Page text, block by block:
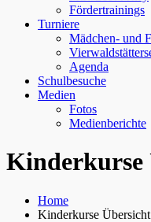
Fördertrainings
Turniere
Mädchen- und
Agenda
Schulbesuche
Medien
Fotos
Medienberichte
Kinderkurse
Home
Kinderkurse Übersicht